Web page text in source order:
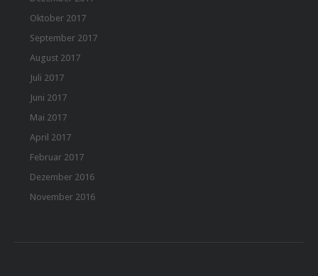
Oktober 2017
September 2017
August 2017
Juli 2017
Juni 2017
Mai 2017
April 2017
Februar 2017
Dezember 2016
November 2016